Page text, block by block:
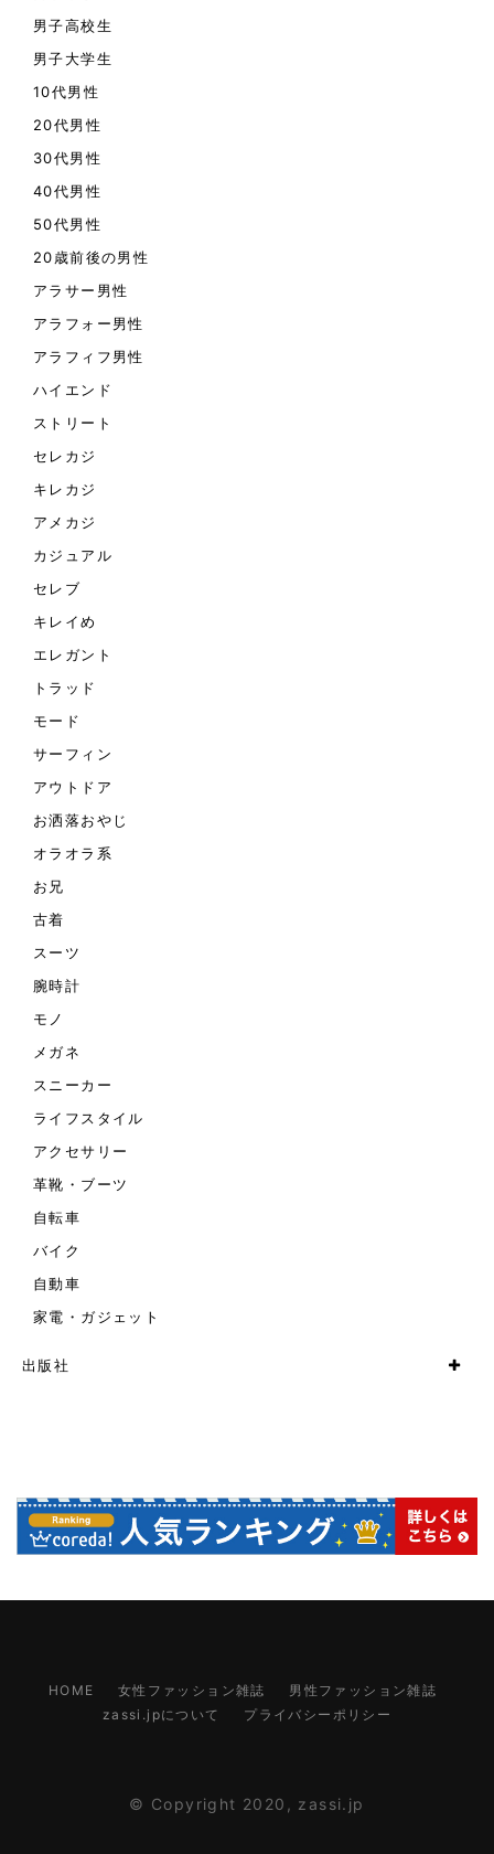
男子高校生
男子大学生
10代男性
20代男性
30代男性
40代男性
50代男性
20歳前後の男性
アラサー男性
アラフォー男性
アラフィフ男性
ハイエンド
ストリート
セレカジ
キレカジ
アメカジ
カジュアル
セレブ
キレイめ
エレガント
トラッド
モード
サーフィン
アウトドア
お洒落おやじ
オラオラ系
お兄
古着
スーツ
腕時計
モノ
メガネ
スニーカー
ライフスタイル
アクセサリー
革靴・ブーツ
自転車
バイク
自動車
家電・ガジェット
出版社
HOME 女性ファッション雑誌
男性ファッション雑誌
zassi.jpについて
プライバシーポリシー
© Copyright 2020, zassi.jp